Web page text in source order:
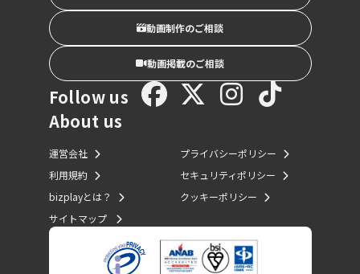
動画制作のご相談
動画掲載のご相談
Follow us
About us
運営会社
利用規約
bizplayとは？
サイトマップ
プライバシーポリシー
セキュリティポリシー
クッキーポリシー